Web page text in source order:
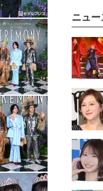
ニュ